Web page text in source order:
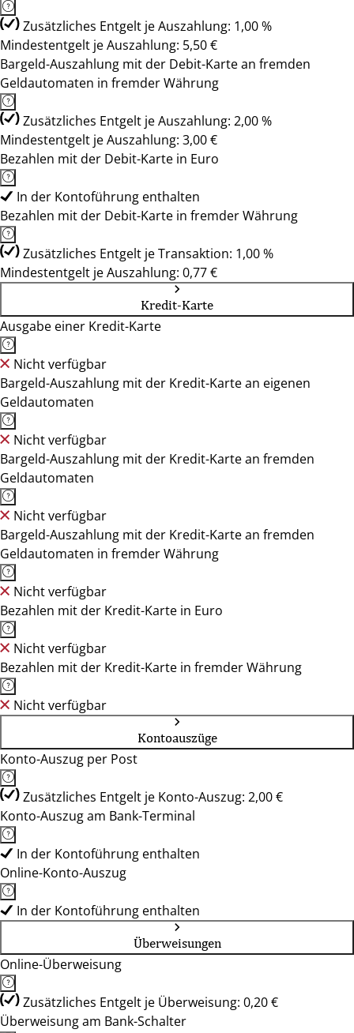
Zusätzliches Entgelt je Auszahlung: 1,00 %
Mindestentgelt je Auszahlung: 5,50 €
Bargeld-Auszahlung mit der Debit-Karte an fremden
Geldautomaten in fremder Währung
Zusätzliches Entgelt je Auszahlung: 2,00 %
Mindestentgelt je Auszahlung: 3,00 €
Bezahlen mit der Debit-Karte in Euro
In der Kontoführung enthalten
Bezahlen mit der Debit-Karte in fremder Währung
Zusätzliches Entgelt je Transaktion: 1,00 %
Mindestentgelt je Auszahlung: 0,77 €
Kredit-Karte
Ausgabe einer Kredit-Karte
Nicht verfügbar
Bargeld-Auszahlung mit der Kredit-Karte an eigenen
Geldautomaten
Nicht verfügbar
Bargeld-Auszahlung mit der Kredit-Karte an fremden
Geldautomaten
Nicht verfügbar
Bargeld-Auszahlung mit der Kredit-Karte an fremden
Geldautomaten in fremder Währung
Nicht verfügbar
Bezahlen mit der Kredit-Karte in Euro
Nicht verfügbar
Bezahlen mit der Kredit-Karte in fremder Währung
Nicht verfügbar
Kontoauszüge
Konto-Auszug per Post
Zusätzliches Entgelt je Konto-Auszug: 2,00 €
Konto-Auszug am Bank-Terminal
In der Kontoführung enthalten
Online-Konto-Auszug
In der Kontoführung enthalten
Überweisungen
Online-Überweisung
Zusätzliches Entgelt je Überweisung: 0,20 €
Überweisung am Bank-Schalter